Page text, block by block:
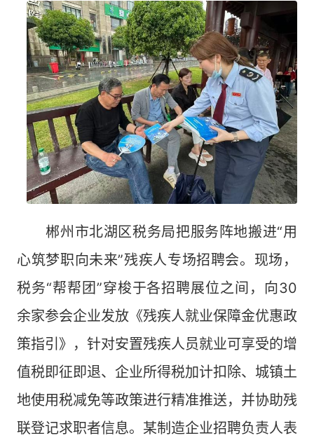
郴州市北湖区税务局把服务阵地搬进“用
心筑梦职向未来”残疾人专场招聘会。现场，
税务“帮帮团”穿梭于各招聘展位之间，向30
余家参会企业发放《残疾人就业保障金优惠政
策指引》，针对安置残疾人员就业可享受的增
值税即征即退、企业所得税加计扣除、城镇土
地使用税减免等政策进行精准推送，并协助残
联登记求职者信息。某制造企业招聘负责人表